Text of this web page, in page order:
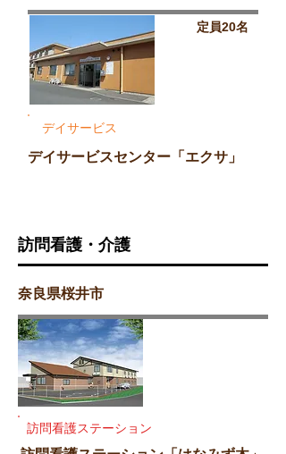
定員20名
デイサービス
デイサービスセンター「エクサ」
訪問看護・介護
奈良県桜井市
訪問看護ステーション